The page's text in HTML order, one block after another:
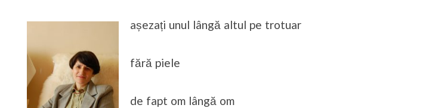
așezați unul lângă altul pe trotuar
fără piele
de fapt om lângă om